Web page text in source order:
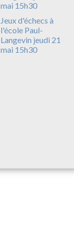
Jeux d'échecs à
l'école Paul-
Langevin jeudi 21
mai 15h30